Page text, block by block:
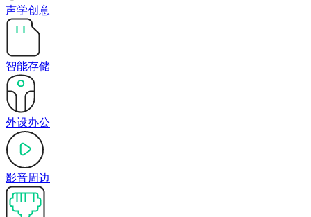
声学创意
智能存储
外设办公
影音周边